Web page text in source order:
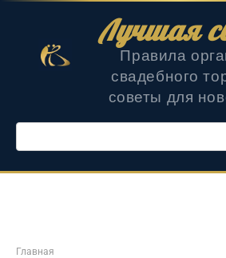
Лучшая
Правила
свадебного
советы для
Поиск:
Главная